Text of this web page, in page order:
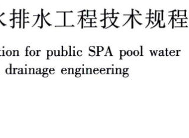
排水工程技术规程
ｉ
ｏｎｆ
ｏｒＰｕｂｌ
ｉｃＳＰ
Ａ Ｐｏ
ｏｌｗａｔ
ｅ
ｒ
ｄｒ
ａｌ
ｎａ
ｇｅｅ
ｎｇｉ
ｎｅｅｒ
ｉｎ
ｇ